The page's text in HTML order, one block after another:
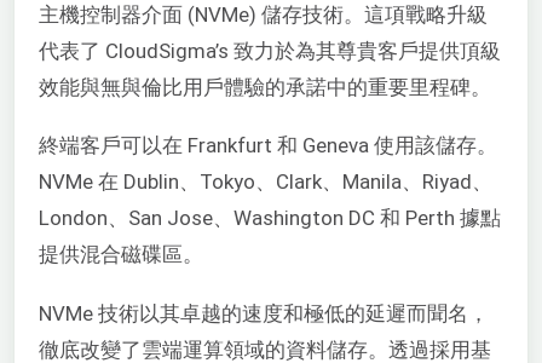
主機控制器介面 (NVMe) 儲存技術。這項戰略升級
代表了 CloudSigma’s 致力於為其尊貴客戶提供頂級
效能與無與倫比用戶體驗的承諾中的重要里程碑。
終端客戶可以在 Frankfurt 和 Geneva 使用該儲存。
NVMe 在 Dublin、Tokyo、Clark、Manila、Riyad、
London、San Jose、Washington DC 和 Perth 據點
提供混合磁碟區。
NVMe 技術以其卓越的速度和極低的延遲而聞名，
徹底改變了雲端運算領域的資料儲存。透過採用基